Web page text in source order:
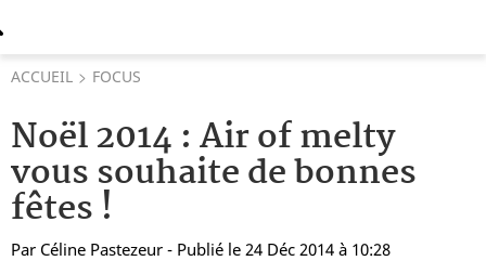
ACCUEIL FOCUS
Noël 2014 : Air of melty
vous souhaite de bonnes
fêtes !
Par Céline Pastezeur - Publié le 24 Déc 2014 à 10:28